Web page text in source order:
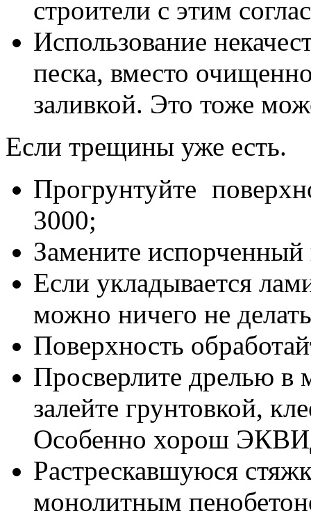
строители с этим
Использование
песка, вместо
заливкой. Это тоже
Если трещины уже есть.
Прогрунтуйте
3000;
Замените испорченный
Если укладывается
можно ничего не
Поверхность
Просверлите дрелью в
залейте грунтовкой,
Особенно хорош
Растрескавшуюся
монолитным